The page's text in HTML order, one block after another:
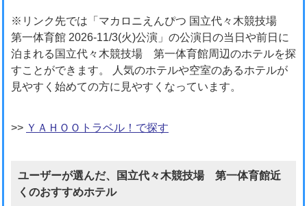
※リンク先では「マカロニえんぴつ 国立代々木競技場
第一体育館 2026-11/3(火)公演」の公演日の当日や前日に
泊まれる国立代々木競技場 第一体育館周辺のホテルを探
すことができます。 人気のホテルや空室のあるホテルが
見やすく始めての方に見やすくなっています。
>> ＹＡＨＯＯトラベル！で探す
ユーザーが選んだ、国立代々木競技場 第一体育館近
くのおすすめホテル